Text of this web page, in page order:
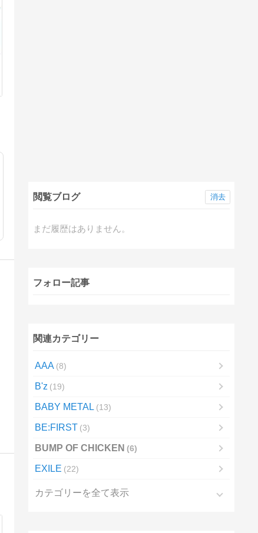
閲覧ブログ
まだ履歴はありません。
消去
フォロー記事
関連カテゴリー
AAA 8
B'z 19
BABY METAL 13
BE:FIRST 3
BUMP OF CHICKEN 6
EXILE 22
カテゴリーを全て表示